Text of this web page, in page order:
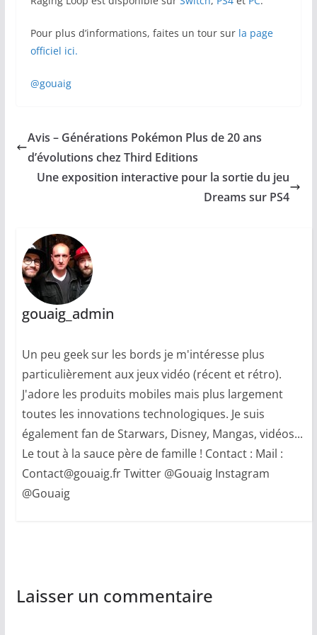
Pour plus d’informations, faites un tour sur la page
officiel ici.
@gouaig
Avis – Générations Pokémon Plus de 20 ans
d’évolutions chez Third Editions
Une exposition interactive pour la sortie du jeu
Dreams sur PS4
gouaig_admin
Un peu geek sur les bords je m'intéresse plus
particulièrement aux jeux vidéo (récent et rétro).
J'adore les produits mobiles mais plus largement
toutes les innovations technologiques. Je suis
également fan de Starwars, Disney, Mangas, vidéos...
Le tout à la sauce père de famille ! Contact : Mail :
Contact@gouaig.fr Twitter @Gouaig Instagram
@Gouaig
Laisser un commentaire